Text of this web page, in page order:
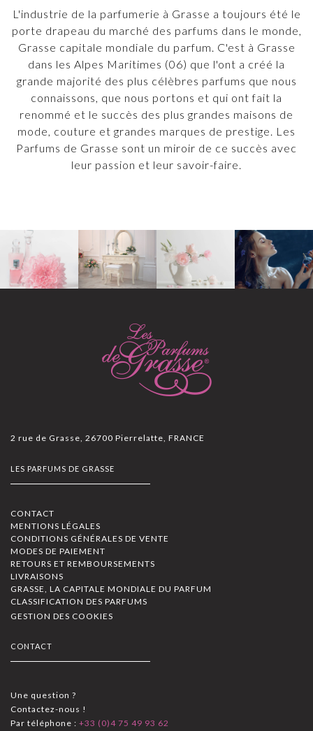
L'industrie de la parfumerie à Grasse a toujours été le
porte drapeau du marché des parfums dans le monde,
Grasse capitale mondiale du parfum. C'est à Grasse
dans les Alpes Maritimes (06) que l'ont a créé la
grande majorité des plus célèbres parfums que nous
connaissons, que nous portons et qui ont fait la
renommé et le succès des plus grandes maisons de
mode, couture et grandes marques de prestige. Les
Parfums de Grasse sont un miroir de ce succès avec
leur passion et leur savoir-faire.
2 rue de Grasse, 26700 Pierrelatte, FRANCE
LES PARFUMS DE GRASSE
CONTACT
MENTIONS LÉGALES
CONDITIONS GÉNÉRALES DE VENTE
MODES DE PAIEMENT
RETOURS ET REMBOURSEMENTS
LIVRAISONS
GRASSE, LA CAPITALE MONDIALE DU PARFUM
CLASSIFICATION DES PARFUMS
GESTION DES COOKIES
CONTACT
Une question ?
Contactez-nous !
Par téléphone : +33 (0)4 75 49 93 62